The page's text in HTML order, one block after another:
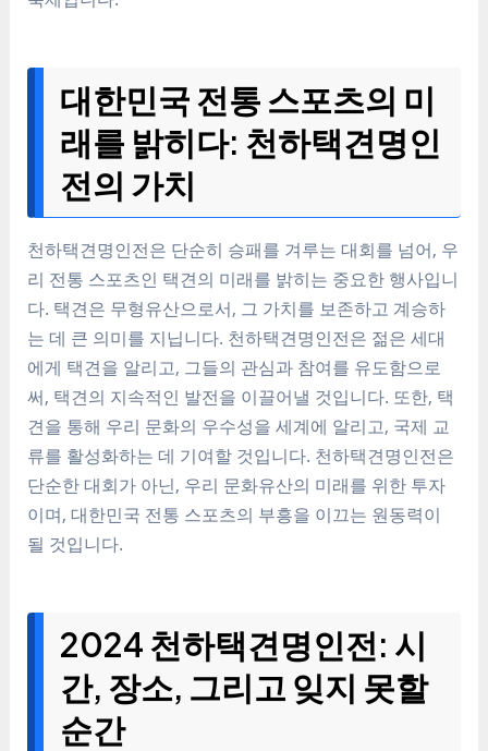
대한민국 전통 스포츠의 미
래를 밝히다: 천하택견명인
전의 가치
천하택견명인전은 단순히 승패를 겨루는 대회를 넘어, 우
리 전통 스포츠인 택견의 미래를 밝히는 중요한 행사입니
다. 택견은 무형유산으로서, 그 가치를 보존하고 계승하
는 데 큰 의미를 지닙니다. 천하택견명인전은 젊은 세대
에게 택견을 알리고, 그들의 관심과 참여를 유도함으로
써, 택견의 지속적인 발전을 이끌어낼 것입니다. 또한, 택
견을 통해 우리 문화의 우수성을 세계에 알리고, 국제 교
류를 활성화하는 데 기여할 것입니다. 천하택견명인전은
단순한 대회가 아닌, 우리 문화유산의 미래를 위한 투자
이며, 대한민국 전통 스포츠의 부흥을 이끄는 원동력이
될 것입니다.
2024 천하택견명인전: 시
간, 장소, 그리고 잊지 못할
순간